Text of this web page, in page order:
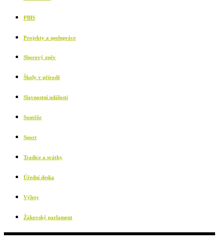
PBIS
Projekty a spolupráce
Sborový zpěv
Školy v přírodě
Slavnostní události
Soutěže
Sport
Tradice a svátky
Úřední deska
Výlety
Žákovský parlament